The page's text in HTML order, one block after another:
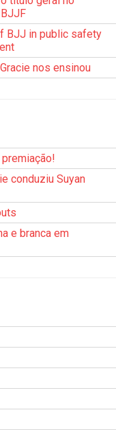
BJJ in public safety
nos ensinou
conduziu Suyan
e branca em